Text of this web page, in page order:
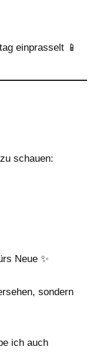
einprasselt 📱
schauen:
Neue ✨
sondern
ich auch